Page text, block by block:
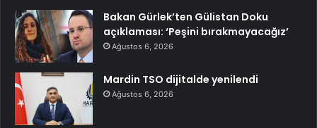
Bakan Gürlek’ten Gülistan Doku
açıklaması: ‘Peşini bırakmayacağız’
Ağustos 6, 2026
Mardin TSO dijitalde yenilendi
Ağustos 6, 2026